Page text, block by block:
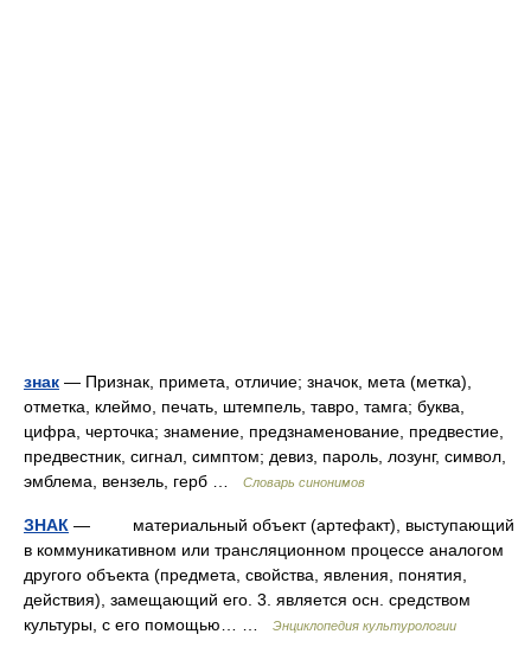
знак — Признак, примета, отличие; значок, мета (метка),
отметка, клеймо, печать, штемпель, тавро, тамга; буква,
цифра, черточка; знамение, предзнаменование, предвестие,
предвестник, сигнал, симптом; девиз, пароль, лозунг, символ,
эмблема, вензель, герб …
Словарь синонимов
ЗНАК — материальный объект (артефакт), выступающий
в коммуникативном или трансляционном процессе аналогом
другого объекта (предмета, свойства, явления, понятия,
действия), замещающий его. 3. является осн. средством
культуры, с его помощью… …
Энциклопедия культурологии